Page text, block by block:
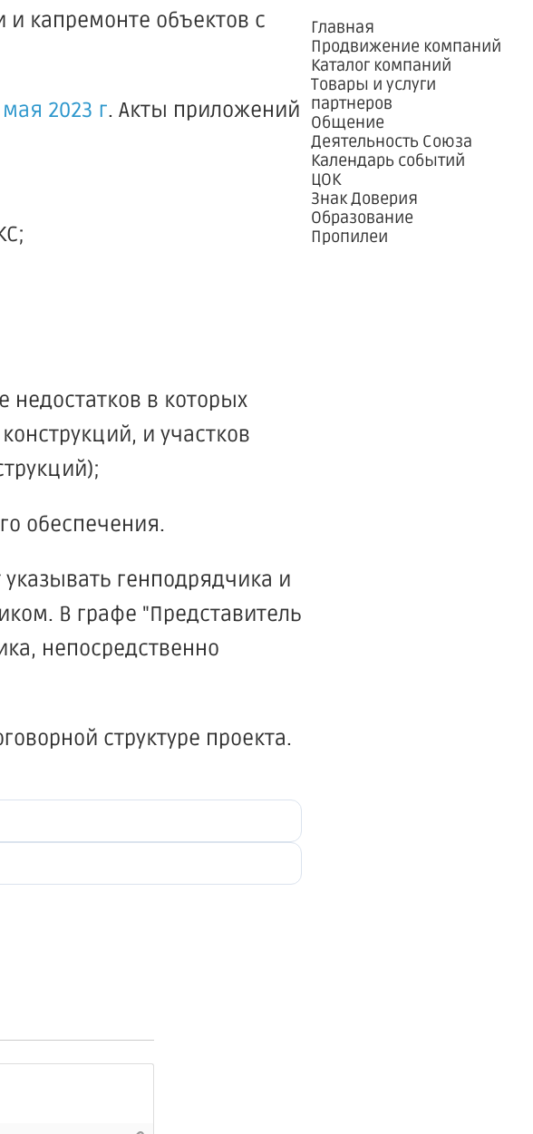
Главная
Продвижение компаний
Каталог компаний
Товары и услуги
партнеров
Общение
Деятельность Союза
Календарь событий
ЦОК
Знак Доверия
Образование
Пропилеи
и капремонте объектов с
2023 г. Акты приложений
недостатков в которых
и участков
обеспечения.
генподрядчика и
В графе "Представитель
непосредственно
структуре проекта.